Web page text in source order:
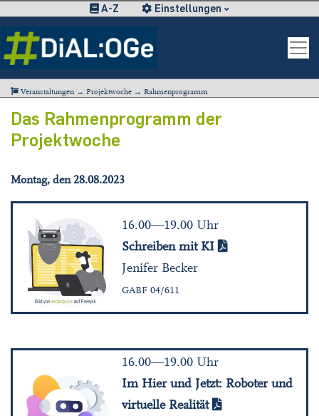
A-Z Einstellungen
Veranstaltungen→ Projektwoche → Rahmenprogramm
Das Rahmenprogramm der
Projektwoche
Montag, den 28.08.2023
16.00—19.00 Uhr
Schreiben mit KI
Jenifer Becker
GABF 04/611
16.00—19.00 Uhr
Im Hier und Jetzt: Roboter und
virtuelle Realität